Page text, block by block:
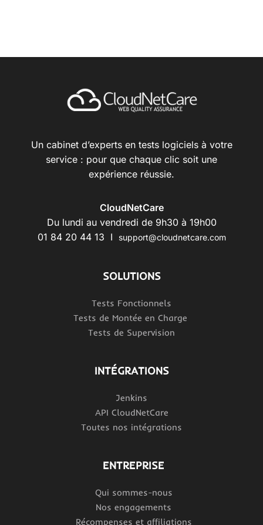
Un cabinet d’experts en tests logiciels à votre
service : pour que chaque clic soit une
expérience réussie.
CloudNetCare
Du lundi au vendredi de 9h30 à 19h00
01 84 20 44 13 I
support@cloudnetcare.com
SOLUTIONS
Tests Fonctionnels
Tests de Montée en Charge
Tests de Supervision
INTÉGRATIONS
Jenkins
API CloudNetCare
Toutes nos intégrations
ENTREPRISE
Qui sommes-nous
Nos engagements
Récompenses et affiliations